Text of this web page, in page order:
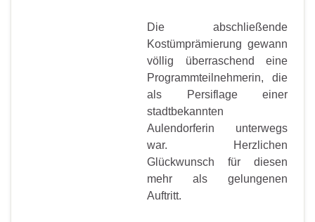
Die abschließende
Kostümprämierung gewann
völlig überraschend eine
Programmteilnehmerin, die
als Persiflage einer
stadtbekannten
Aulendorferin unterwegs
war. Herzlichen
Glückwunsch für diesen
mehr als gelungenen
Auftritt.